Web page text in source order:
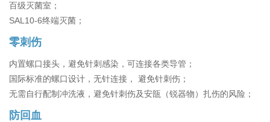
百级灭菌室；
SAL10-6终端灭菌；
零刺伤
内置螺口接头，避免针刺感染，可连接各类导管；
国际标准的螺口设计，无针连接， 避免针刺伤；
无需自行配制冲洗液，避免针刺伤及安瓿（锐器物）扎伤的风险；
防回血